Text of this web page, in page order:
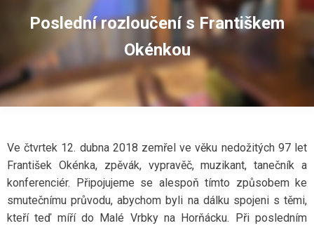
Poslední rozloučení s Františkem
Okénkou
Ve čtvrtek 12. dubna 2018 zemřel ve věku nedožitých 97 let
František Okénka, zpěvák, vypravěč, muzikant, tanečník a
konferenciér. Připojujeme se alespoň tímto způsobem ke
smutečnímu průvodu, abychom byli na dálku spojeni s těmi,
kteří teď míří do Malé Vrbky na Horňácku. Při posledním